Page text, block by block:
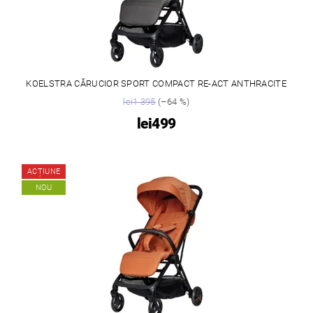
KOELSTRA CĂRUCIOR SPORT COMPACT RE-ACT ANTHRACITE
lei1 395(–64 %)
lei499
ACȚIUNE
NOU